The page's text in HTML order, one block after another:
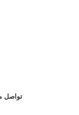
تواصل